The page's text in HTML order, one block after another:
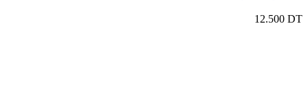
12.500 DT